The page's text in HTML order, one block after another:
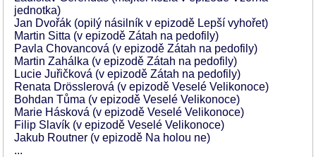
jednotka)
Jan Dvořák (opilý násilník v epizodě Lepší vyhořet)
Martin Sitta (v epizodě Zátah na pedofily)
Pavla Chovancová (v epizodě Zátah na pedofily)
Martin Zahálka (v epizodě Zátah na pedofily)
Lucie Juřičková (v epizodě Zátah na pedofily)
Renata Drösslerová (v epizodě Veselé Velikonoce)
Bohdan Tůma (v epizodě Veselé Velikonoce)
Marie Hásková (v epizodě Veselé Velikonoce)
Filip Slavík (v epizodě Veselé Velikonoce)
Jakub Routner (v epizodě Na holou ne)
...